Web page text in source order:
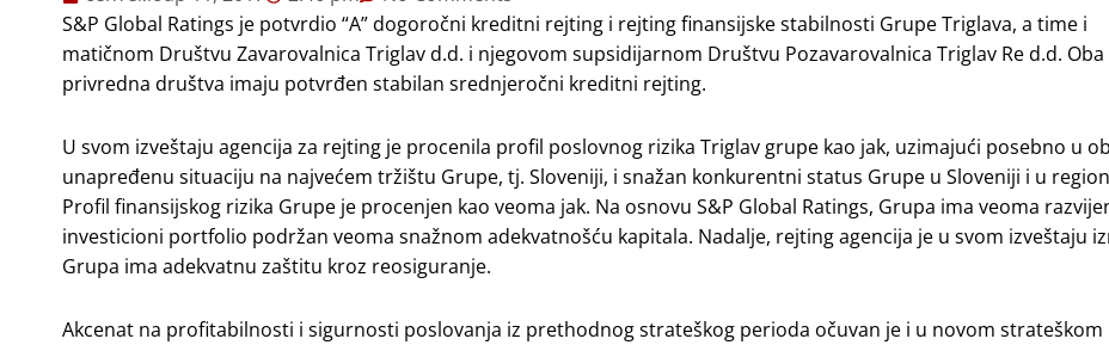
S&P Global Ratings je potvrdio “A” dogoročni kreditni rejting i rejting finansijske stabilnosti Grupe Triglava, a time i
matičnom Društvu Zavarovalnica Triglav d.d. i njegovom supsidijarnom Društvu Pozavarovalnica Triglav Re d.d. Oba
privredna društva imaju potvrđen stabilan srednjeročni kreditni rejting.
U svom izveštaju agencija za rejting je procenila profil poslovnog rizika Triglav grupe kao jak, uzimajući posebno u
unapređenu situaciju na najvećem tržištu Grupe, tj. Sloveniji, i snažan konkurentni status Grupe u Sloveniji i u
Profil finansijskog rizika Grupe je procenjen kao veoma jak. Na osnovu S&P Global Ratings, Grupa ima veoma
investicioni portfolio podržan veoma snažnom adekvatnošću kapitala. Nadalje, rejting agencija je u svom izveštaju
Grupa ima adekvatnu zaštitu kroz reosiguranje.
Akcenat na profitabilnosti i sigurnosti poslovanja iz prethodnog strateškog perioda očuvan je i u novom strateškom